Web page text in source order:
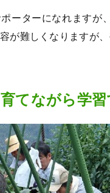
ポーターになれます
が難しくなりますが
てながら学